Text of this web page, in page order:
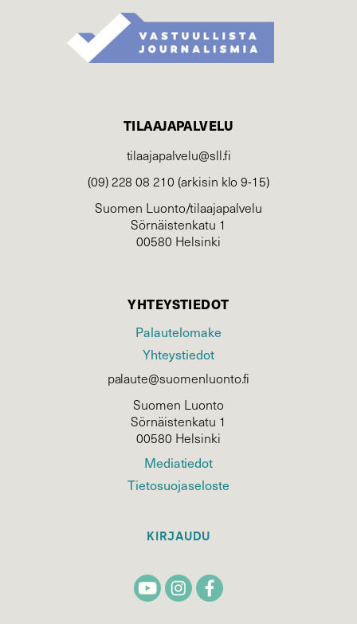
TILAAJAPALVELU
tilaajapalvelu@sll.fi
(09) 228 08 210 (arkisin klo 9-15)
Suomen Luonto/tilaajapalvelu
Sörnäistenkatu 1
00580 Helsinki
YHTEYSTIEDOT
Palautelomake
Yhteystiedot
palaute@suomenluonto.fi
Suomen Luonto
Sörnäistenkatu 1
00580 Helsinki
Mediatiedot
Tietosuojaseloste
KIRJAUDU